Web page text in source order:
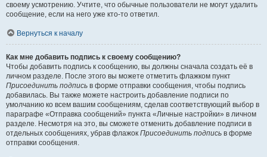
своему усмотрению. Учтите, что обычные пользователи не могут удалить
сообщение, если на него уже кто-то ответил.
Вернуться к началу
Как мне добавить подпись к своему сообщению?
Чтобы добавить подпись к сообщению, вы должны сначала создать её в
личном разделе. После этого вы можете отметить флажком пункт
Присоединить подпись в форме отправки сообщения, чтобы подпись
добавилась. Вы также можете настроить добавление подписи по
умолчанию ко всем вашим сообщениям, сделав соответствующий выбор в
параграфе «Отправка сообщений» пункта «Личные настройки» в личном
разделе. Несмотря на это, вы сможете отменить добавление подписи в
отдельных сообщениях, убрав флажок Присоединить подпись в форме
отправки сообщения.